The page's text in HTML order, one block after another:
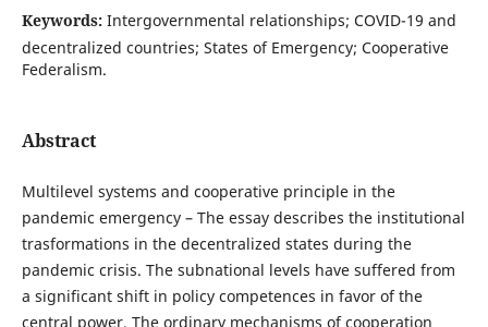
Keywords: Intergovernmental relationships; COVID-19 and
decentralized countries; States of Emergency; Cooperative
Federalism.
Abstract
Multilevel systems and cooperative principle in the
pandemic emergency – The essay describes the institutional
trasformations in the decentralized states during the
pandemic crisis. The subnational levels have suffered from
a significant shift in policy competences in favor of the
central power. The ordinary mechanisms of cooperation